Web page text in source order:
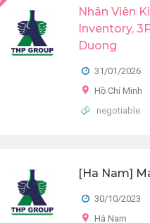
Nhân Viên
Inventory,
Duong
31/01/2026
Hồ Chí Minh
negotiable
[Ha Nam]
30/10/2023
Hà Nam